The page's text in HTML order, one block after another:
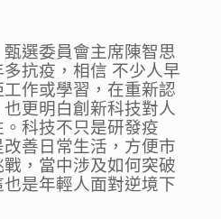
甄選委員會主席陳智思
抗疫，相信 不少人早
作或學習，在重新認
更明白創新科技對人
科技不只是研發疫
善日常生活，方便市
，當中涉及如何突破
是年輕人面對逆境下